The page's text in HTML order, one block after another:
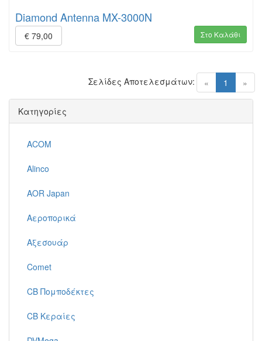
Diamond Antenna MX-3000N
€ 79,00 Στο Καλάθι
« 1 (current)
»
Σελίδες Αποτελεσμάτων:
Κατηγορίες
ACOM
Alinco
AOR Japan
Αεροπορικά
Αξεσουάρ
Comet
CB Πομποδέκτες
CB Κεραίες